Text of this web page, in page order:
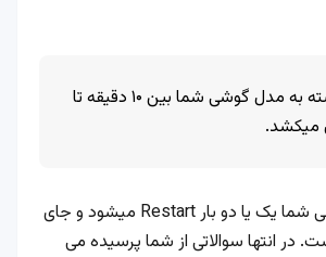
این مرحله،‌ بسته به مدل گوشی شما بین ۱۰ دقیقه تا
در این مرحله گوشی شما یک یا دو بار Restart میشود و جای
در انتها سوالاتی از شما پرسیده می